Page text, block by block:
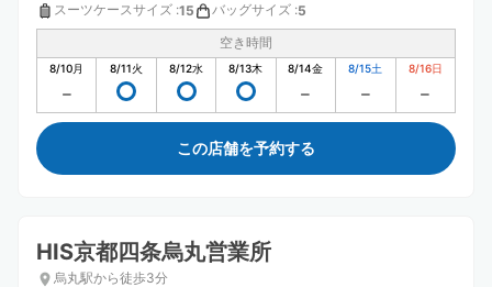
スーツケースサイズ :15 バッグサイズ :5
空き時間
8/10月 8/11火 8/12水 8/13木 8/14金 8/15土 8/16日
この店舗を予約する
HIS京都四条烏丸営業所
烏丸駅から徒歩3分